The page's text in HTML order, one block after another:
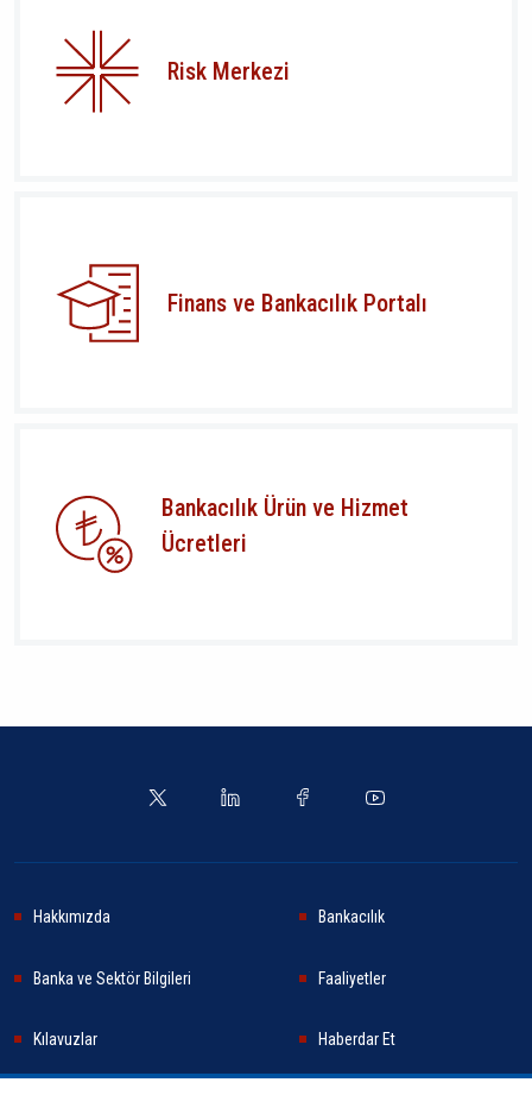
Risk Merkezi
Finans ve Bankacılık Portalı
Bankacılık Ürün ve Hizmet
Ücretleri
Hakkımızda Bankacılık
Banka ve Sektör Bilgileri Faaliyetler
Kılavuzlar Haberdar Et